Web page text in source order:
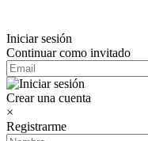
Iniciar sesión
Continuar como invitado
Crear una cuenta
×
Registrarme